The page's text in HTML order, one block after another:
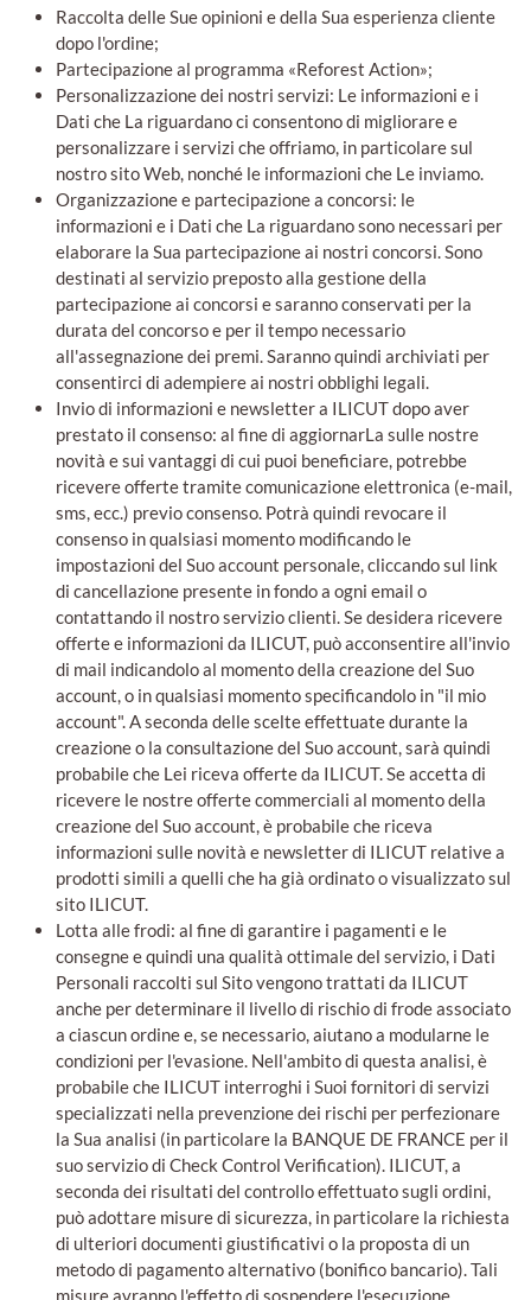
Raccolta delle Sue opinioni e della Sua esperienza cliente
dopo l'ordine;
Partecipazione al programma «Reforest Action»;
Personalizzazione dei nostri servizi: Le informazioni e i
Dati che La riguardano ci consentono di migliorare e
personalizzare i servizi che offriamo, in particolare sul
nostro sito Web, nonché le informazioni che Le inviamo.
Organizzazione e partecipazione a concorsi: le
informazioni e i Dati che La riguardano sono necessari per
elaborare la Sua partecipazione ai nostri concorsi. Sono
destinati al servizio preposto alla gestione della
partecipazione ai concorsi e saranno conservati per la
durata del concorso e per il tempo necessario
all'assegnazione dei premi. Saranno quindi archiviati per
consentirci di adempiere ai nostri obblighi legali.
Invio di informazioni e newsletter a ILICUT dopo aver
prestato il consenso: al fine di aggiornarLa sulle nostre
novità e sui vantaggi di cui puoi beneficiare, potrebbe
ricevere offerte tramite comunicazione elettronica (e-mail,
sms, ecc.) previo consenso. Potrà quindi revocare il
consenso in qualsiasi momento modificando le
impostazioni del Suo account personale, cliccando sul link
di cancellazione presente in fondo a ogni email o
contattando il nostro servizio clienti. Se desidera ricevere
offerte e informazioni da ILICUT, può acconsentire all'invio
di mail indicandolo al momento della creazione del Suo
account, o in qualsiasi momento specificandolo in "il mio
account". A seconda delle scelte effettuate durante la
creazione o la consultazione del Suo account, sarà quindi
probabile che Lei riceva offerte da ILICUT. Se accetta di
ricevere le nostre offerte commerciali al momento della
creazione del Suo account, è probabile che riceva
informazioni sulle novità e newsletter di ILICUT relative a
prodotti simili a quelli che ha già ordinato o visualizzato sul
sito ILICUT.
Lotta alle frodi: al fine di garantire i pagamenti e le
consegne e quindi una qualità ottimale del servizio, i Dati
Personali raccolti sul Sito vengono trattati da ILICUT
anche per determinare il livello di rischio di frode associato
a ciascun ordine e, se necessario, aiutano a modularne le
condizioni per l'evasione. Nell'ambito di questa analisi, è
probabile che ILICUT interroghi i Suoi fornitori di servizi
specializzati nella prevenzione dei rischi per perfezionare
la Sua analisi (in particolare la BANQUE DE FRANCE per il
suo servizio di Check Control Verification). ILICUT, a
seconda dei risultati del controllo effettuato sugli ordini,
può adottare misure di sicurezza, in particolare la richiesta
di ulteriori documenti giustificativi o la proposta di un
metodo di pagamento alternativo (bonifico bancario). Tali